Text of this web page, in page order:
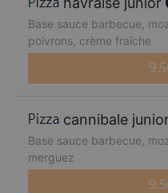
Base sauce barbecue,
poivrons, crème fraîche
cannibale
Base sauce barbecue,
merguez